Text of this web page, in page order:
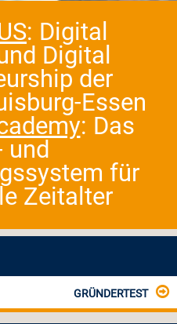
: Digital
Digital
der
Essen
: Das
und
für
Zeitalter
GRÜNDERTEST